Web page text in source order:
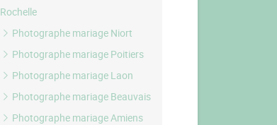
Rochelle
Photographe mariage Niort
Photographe mariage Poitiers
Photographe mariage Laon
Photographe mariage Beauvais
Photographe mariage Amiens